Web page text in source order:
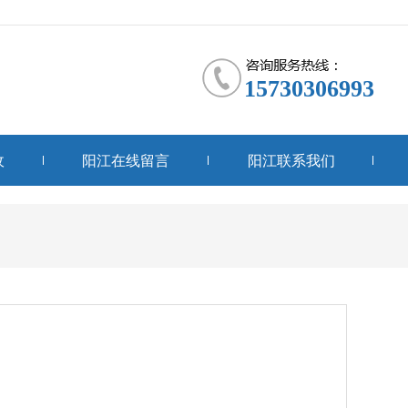
15730306993
阳江在线留言 阳江联系我们